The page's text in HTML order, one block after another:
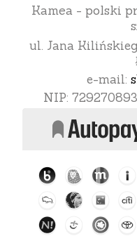
Kamea - polski
ul. Jana
e-mail:
NIP: